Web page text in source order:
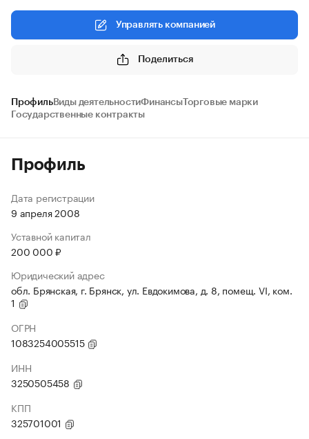
Управлять компанией
Поделиться
ПрофильВиды деятельностиФинансыТорговые марки
Государственные контракты
Профиль
Дата регистрации
9 апреля 2008
Уставной капитал
200 000 ₽
Юридический адрес
обл. Брянская, г. Брянск, ул. Евдокимова, д. 8, помещ. VI, ком.
1
ОГРН
1083254005515
ИНН
3250505458
КПП
325701001